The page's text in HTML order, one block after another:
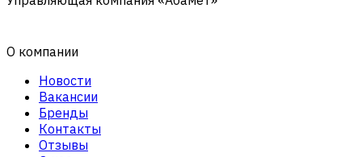
О компании
Новости
Вакансии
Бренды
Контакты
Отзывы